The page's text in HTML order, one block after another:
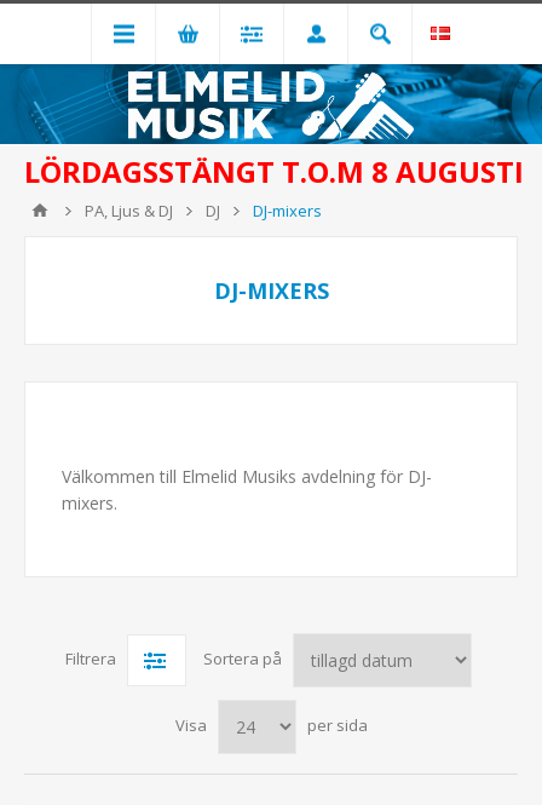
LÖRDAGSSTÄNGT T.O.M 8 AUGUSTI
PA, Ljus & DJ DJ DJ-mixers
DJ-MIXERS
Välkommen till Elmelid Musiks avdelning för DJ-
mixers.
Filtrera Sortera på
Visa per sida